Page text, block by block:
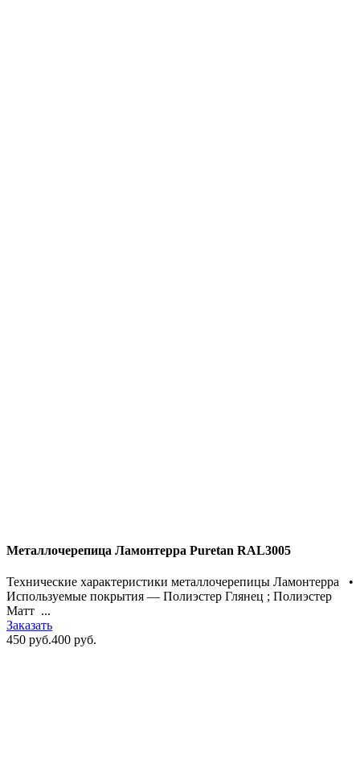
Металлочерепица Ламонтерра Puretan RAL3005
Технические характеристики металлочерепицы Ламонтерра •
Используемые покрытия — Полиэстер Глянец ; Полиэстер
Матт ...
Заказать
450 руб.400 руб.